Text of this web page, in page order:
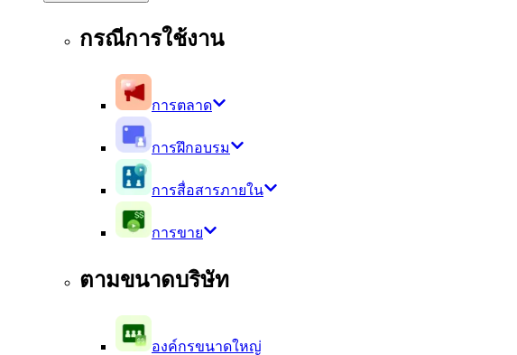
กรณีการใช้งาน
การตลาด
การฝึกอบรม
การสื่อสารภายใน
การขาย
ตามขนาดบริษัท
องค์กรขนาดใหญ่